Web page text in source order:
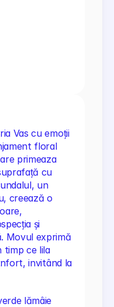
Vas cu emoții
floral
primeaza
cu
un
creează o
și
Movul exprimă
timp ce lila
invitând la
lămâie